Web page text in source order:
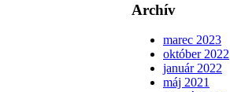
Archív
marec 2023
október 2022
január 2022
máj 2021